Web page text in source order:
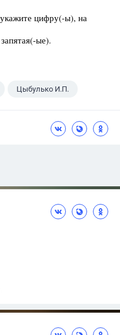
укажите цифру(-ы), на
ые).
Цыбулько И.П.